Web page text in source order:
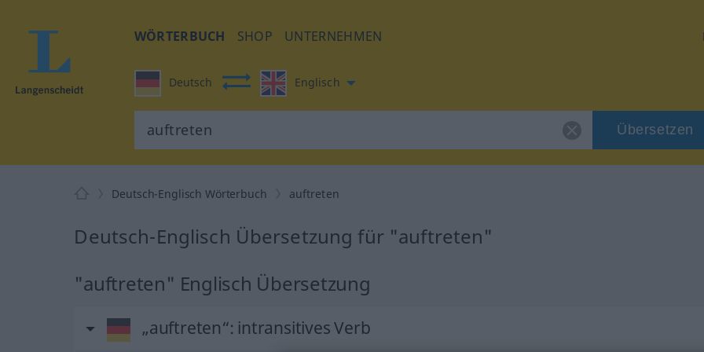
WÖRTERBUCH SHOP UNTERNEHMEN
Deutsch Englisch
Übersetzen
Deutsch-Englisch Wörterbuch auftreten
Deutsch-Englisch Übersetzung für "auftreten"
"auftreten" Englisch Übersetzung
„auftreten“: intransitives Verb